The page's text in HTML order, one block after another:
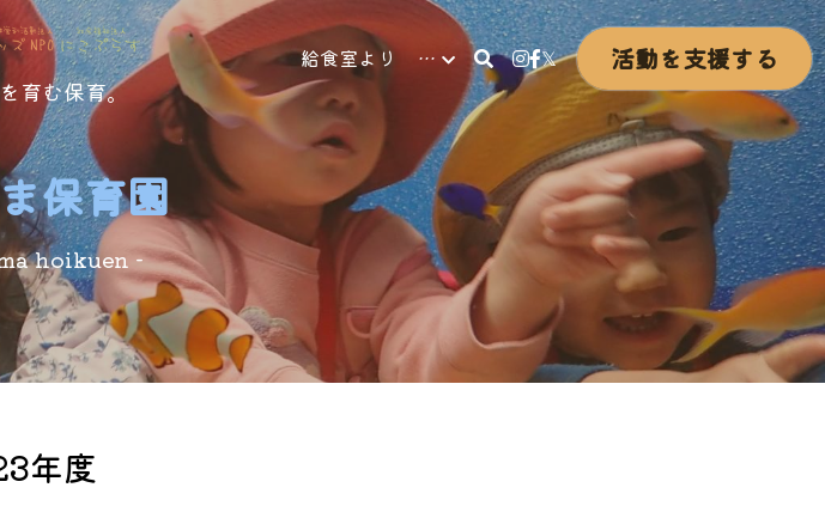
育む保育。
給食室より … 活動を支援する
保育園
hoikuen -
年度